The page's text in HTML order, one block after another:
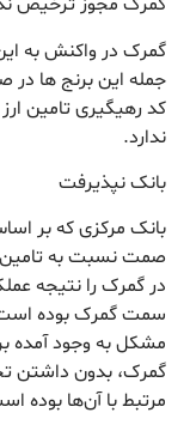
گمرک در واکنش به این
جمله این برنج ها در
کد رهیگیری تامین
ندارد.
بانک نپذیرفت
بانک مرکزی که بر
صمت نسبت به تامین
در گمرک را نتیجه
سمت گمرک بوده
مشکل به وجود آمده
گمرک، بدون داشتن
مرتبط با آن‌ها بوده